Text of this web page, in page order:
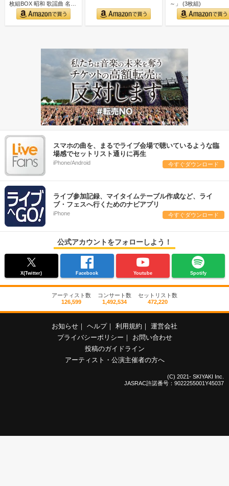
枚組BOX 昭和 歌謡曲 名曲
カバー集｜…
～」 (3枚組)
スマホの曲を、まるでライブ会場で聴いているような臨
場感でセットリスト通りに再生
iPhone/Android 今すぐダウンロード
ライブ参加記録、マイタイムテーブル作成など、ライ
ブ・フェスへ行くためのナビアプリ
iPhone 今すぐダウンロード
公式アカウントをフォローしよう！
X(Twitter) Facebook Youtube Spotify
アーティスト数
126,599
コンサート数
1,492,534
セットリスト数
472,220
お知らせ ヘルプ 利用規約
運営会社
プライバシーポリシー
お問い合わせ
投稿のガイドライン
アーティスト・公演主催者の方へ
(C) 2021- SKIYAKI Inc.
JASRAC許諾番号：9022255001Y45037